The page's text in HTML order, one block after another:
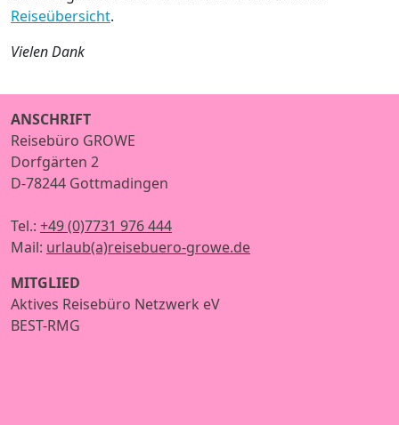
Reiseübersicht.
Vielen Dank
ANSCHRIFT
Reisebüro GROWE
Dorfgärten 2
D-78244 Gottmadingen
Tel.: +49 (0)7731 976 444
Mail: urlaub(a)reisebuero-growe.de
MITGLIED
Aktives Reisebüro Netzwerk eV
BEST-RMG